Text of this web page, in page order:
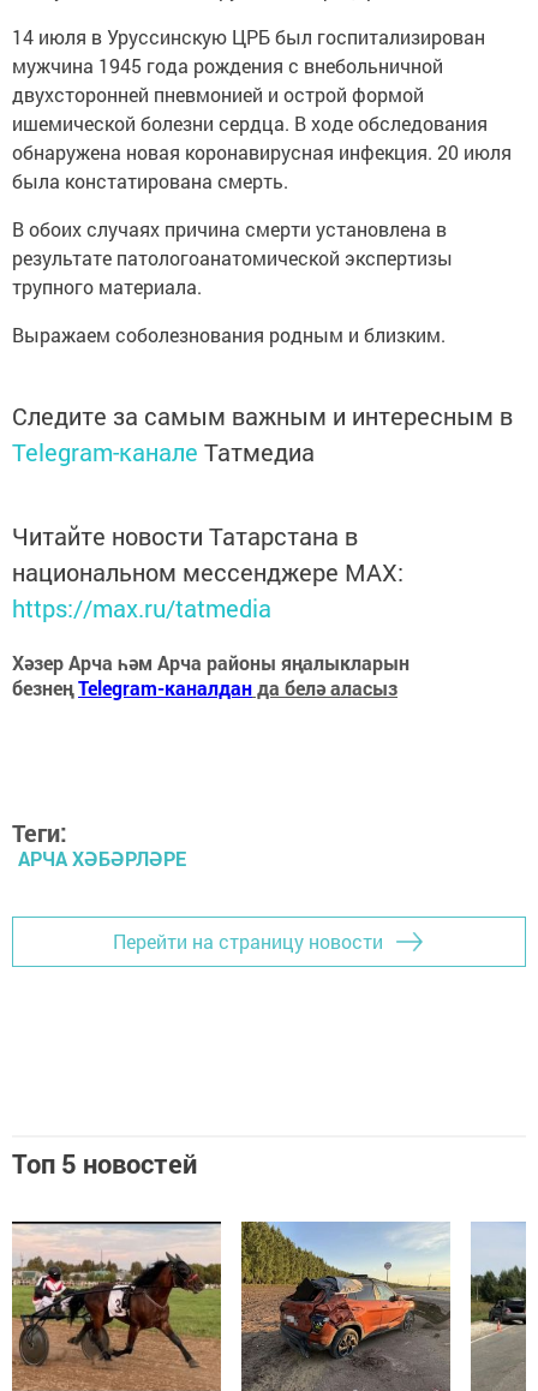
14 июля в Уруссинскую ЦРБ был госпитализирован
мужчина 1945 года рождения с внебольничной
двухсторонней пневмонией и острой формой
ишемической болезни сердца. В ходе обследования
обнаружена новая коронавирусная инфекция. 20 июля
была констатирована смерть.
В обоих случаях причина смерти установлена в
результате патологоанатомической экспертизы
трупного материала.
Выражаем соболезнования родным и близким.
Следите за самым важным и интересным в
Telegram-канале Татмедиа
Читайте новости Татарстана в
национальном мессенджере MАХ:
https://max.ru/tatmedia
Хәзер Арча һәм Арча районы яңалыкларын
безнеңTelegram-каналданда белә аласыз
Теги:
АРЧА ХӘБӘРЛӘРЕ
Перейти на страницу новости
Топ 5 новостей